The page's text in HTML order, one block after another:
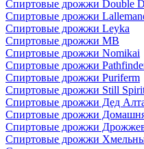
Спиртовые дрожжи Double
Спиртовые дрожжи
Спиртовые дрожжи Leyka
Спиртовые дрожжи MB
Спиртовые дрожжи Nomikai
Спиртовые дрожжи
Спиртовые дрожжи Puriferm
Спиртовые дрожжи Still
Спиртовые дрожжи Дед
Спиртовые дрожжи
Спиртовые дрожжи
Спиртовые дрожжи